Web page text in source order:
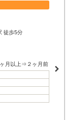
徒歩5分
以上⇒２ヶ月前